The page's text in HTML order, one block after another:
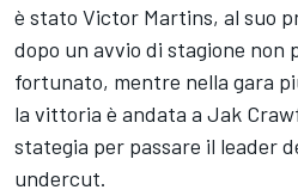
è stato Victor Martins, al suo
dopo un avvio di stagione non
fortunato, mentre nella gara
la vittoria è andata a Jak
stategia per passare il leader
undercut.